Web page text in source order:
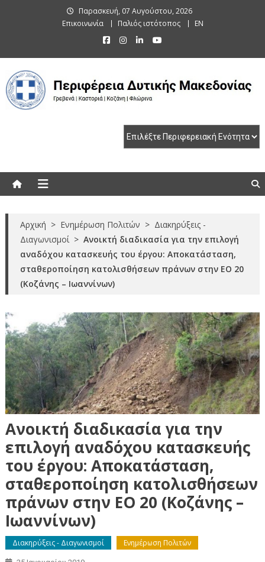
Παρασκευή, 07 Αυγούστου, 2026
Επικοινωνία
Παλιός ιστότοπος EN
Αρχική > Ενημέρωση Πολιτών > Διακηρύξεις -
Διαγωνισμοί > Ανοικτή διαδικασία για την επιλογή
αναδόχου κατασκευής του έργου: Αποκατάσταση,
σταθεροποίηση κατολισθήσεων πράνων στην ΕΟ 20
(Κοζάνης – Ιωαννίνων)
Ανοικτή διαδικασία για την
επιλογή αναδόχου κατασκευής
του έργου: Αποκατάσταση,
σταθεροποίηση κατολισθήσεων
πράνων στην ΕΟ 20 (Κοζάνης –
Ιωαννίνων)
Διακηρύξεις - Διαγωνισμοί Ενημέρωση Πολιτών